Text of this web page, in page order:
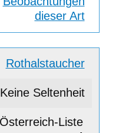
dieser Art
Rothalstaucher
Keine Seltenheit